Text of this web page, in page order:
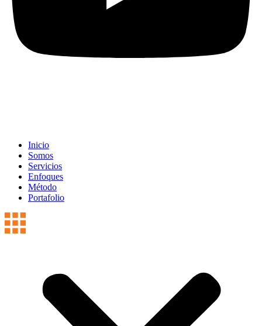
Inicio
Somos
Servicios
Enfoques
Método
Portafolio